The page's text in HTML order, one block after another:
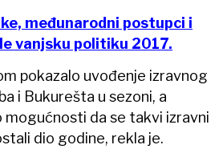
međunarodni postupci i
vanjsku politiku 2017.
pokazalo uvođenje izravnog
i Bukurešta u sezoni, a
da se takvi izravni
dio godine, rekla je.